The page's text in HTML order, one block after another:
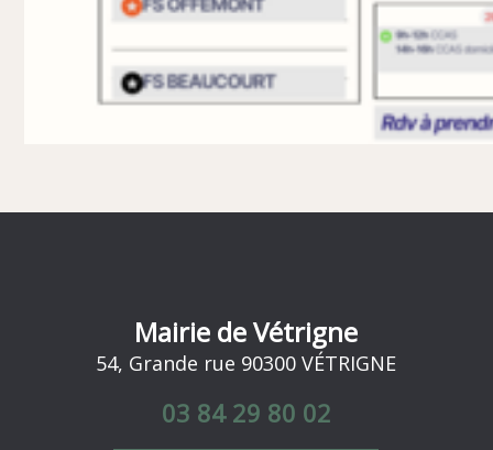
Mairie de Vétrigne
54, Grande rue 90300 VÉTRIGNE
03 84 29 80 02